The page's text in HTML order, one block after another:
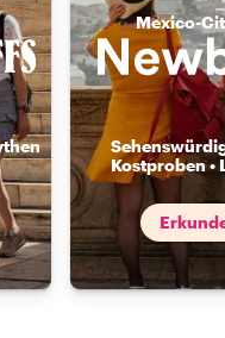
Mexico-
Kostproben •